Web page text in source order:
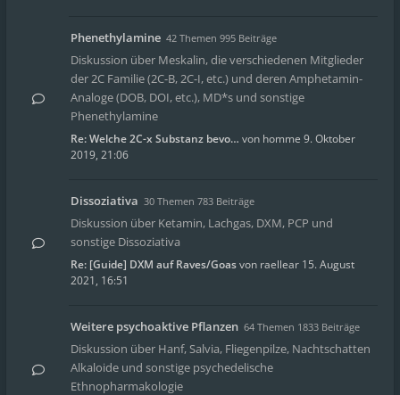
Phenethylamine 42 Themen 995 Beiträge
Diskussion über Meskalin, die verschiedenen Mitglieder
der 2C Familie (2C-B, 2C-I, etc.) und deren Amphetamin-
Analoge (DOB, DOI, etc.), MD*s und sonstige
Phenethylamine
Re: Welche 2C-x Substanz bevo… von homme 9. Oktober
2019, 21:06
Dissoziativa 30 Themen 783 Beiträge
Diskussion über Ketamin, Lachgas, DXM, PCP und
sonstige Dissoziativa
Re: [Guide] DXM auf Raves/Goasvon raellear 15. August
2021, 16:51
Weitere psychoaktive Pflanzen 64 Themen 1833 Beiträge
Diskussion über Hanf, Salvia, Fliegenpilze, Nachtschatten
Alkaloide und sonstige psychedelische
Ethnopharmakologie